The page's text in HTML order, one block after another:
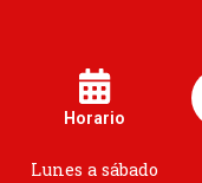
Horario
Lunes a sábado